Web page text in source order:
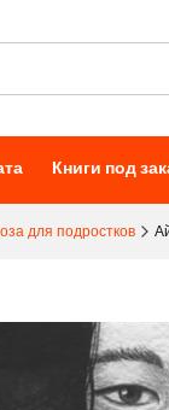
Книги под
для подростков